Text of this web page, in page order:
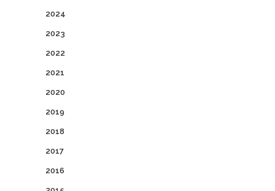
2024
2023
2022
2021
2020
2019
2018
2017
2016